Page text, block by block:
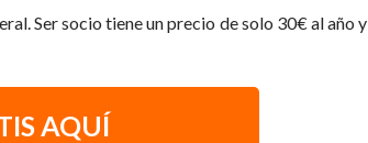
Ser socio tiene un precio de solo 30€ al año y
AQUÍ